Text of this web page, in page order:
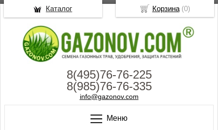
8(495)76-76-225
8(985)76-76-335
info@gazonov.com
Меню
Корзина(0)
Каталог